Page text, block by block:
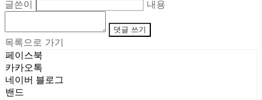
글쓴이
내용
댓글 쓰기
목록으로 가기
페이스북
카카오톡
네이버 블로그
밴드